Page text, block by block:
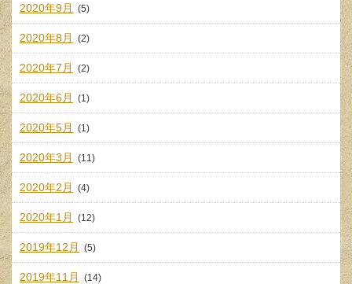
2020年9月 (5)
2020年8月 (2)
2020年7月 (2)
2020年6月 (1)
2020年5月 (1)
2020年3月 (11)
2020年2月 (4)
2020年1月 (12)
2019年12月 (5)
2019年11月 (14)